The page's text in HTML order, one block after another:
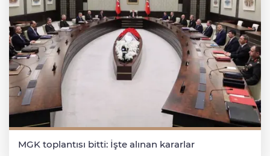
MGK toplantısı bitti: İşte alınan kararlar